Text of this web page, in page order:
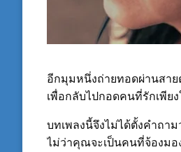
อีกมุมหนึ่งถ่ายทอดผ่านสาย
เพื่อกลับไปกอดคนที่รักเพีย
บทเพลงนี้จึงไม่ได้ตั้งคำถา
ไม่ว่าคุณจะเป็นคนที่จ้องมอ